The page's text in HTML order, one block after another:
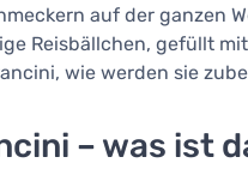
auf der ganzen
Reisbällchen, gefüllt
wie werden sie
– was ist